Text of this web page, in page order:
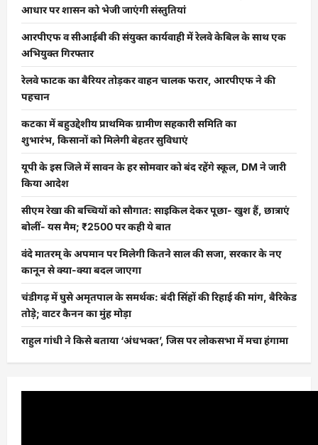
आधार पर शासन को भेजी जाएंगी संस्तुतियां
आरपीएफ व सीआईबी की संयुक्त कार्यवाही में रेलवे केबिल के साथ एक
अभियुक्त गिरफ्तार
रेलवे फाटक का बैरियर तोड़कर वाहन चालक फरार, आरपीएफ ने की
पहचान
कटका में बहुउद्देशीय प्राथमिक ग्रामीण सहकारी समिति का
शुभारंभ, किसानों को मिलेगी बेहतर सुविधाएं
यूपी के इस जिले में सावन के हर सोमवार को बंद रहेंगे स्कूल, DM ने जारी
किया आदेश
सीएम रेखा की बच्चियों को सौगात: साइकिल देकर पूछा- खुश हैं, छात्राएं
बोलीं- यस मैम; ₹2500 पर कही ये बात
वंदे मातरम् के अपमान पर मिलेगी कितने साल की सजा, सरकार के नए
कानून से क्या-क्या बदल जाएगा
चंडीगढ़ में घुसे अमृतपाल के समर्थक: बंदी सिंहों की रिहाई की मांग, बैरिकेड
तोड़े; वाटर कैनन का मुंह मोड़ा
राहुल गांधी ने किसे बताया ‘अंधभक्त’, जिस पर लोकसभा में मचा हंगामा